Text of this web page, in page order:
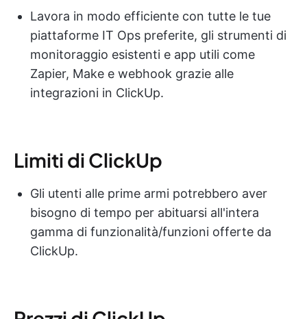
Lavora in modo efficiente con tutte le tue
piattaforme IT Ops preferite, gli strumenti di
monitoraggio esistenti e app utili come
Zapier, Make e webhook grazie alle
integrazioni in ClickUp.
Limiti di ClickUp
Gli utenti alle prime armi potrebbero aver
bisogno di tempo per abituarsi all'intera
gamma di funzionalità/funzioni offerte da
ClickUp.